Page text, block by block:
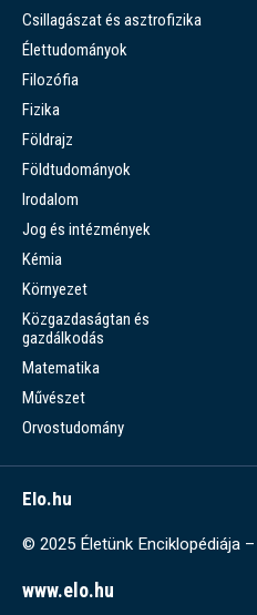
Csillagászat és asztrofizika
Élettudományok
Filozófia
Fizika
Földrajz
Földtudományok
Irodalom
Jog és intézmények
Kémia
Környezet
Közgazdaságtan és
gazdálkodás
Matematika
Művészet
Orvostudomány
Elo.hu
© 2025 Életünk Enciklopédiája
www.elo.hu